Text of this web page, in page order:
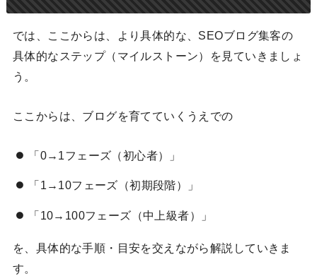
では、ここからは、より具体的な、SEOブログ集客の
具体的なステップ（マイルストーン）を見ていきましょ
う。
ここからは、ブログを育てていくうえでの
「0→1フェーズ（初心者）」
「1→10フェーズ（初期段階）」
「10→100フェーズ（中上級者）」
を、具体的な手順・目安を交えながら解説していきま
す。